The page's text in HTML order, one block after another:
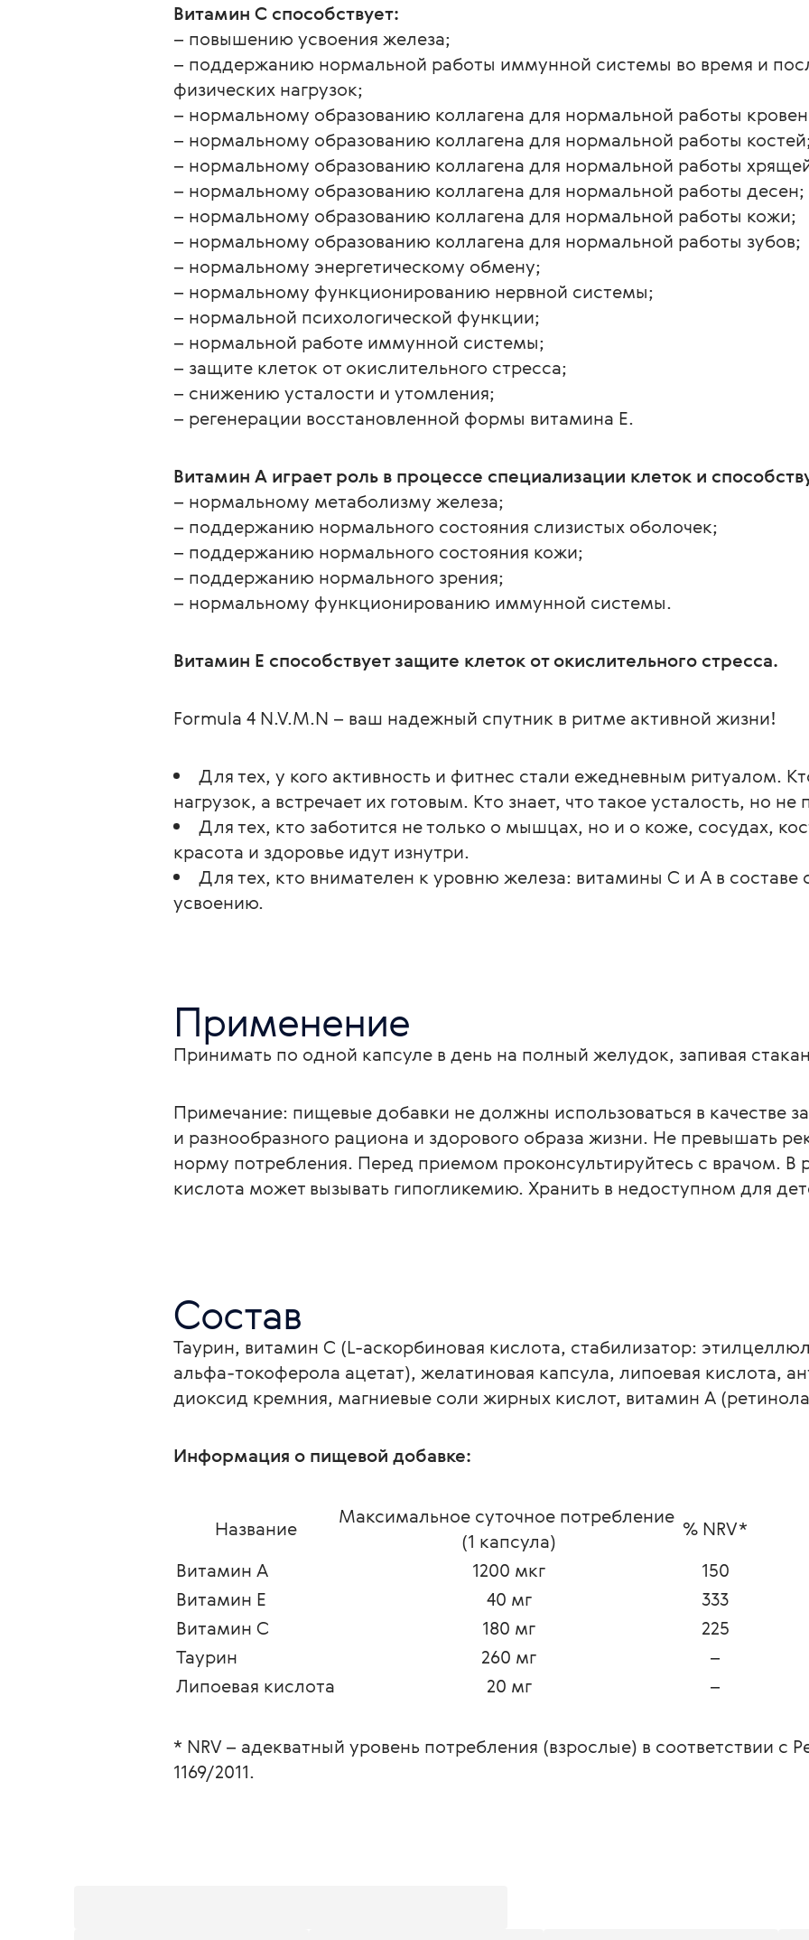
Витамин С способствует:
– повышению усвоения железа;
– поддержанию нормальной работы иммунной системы во время и
физических нагрузок;
– нормальному образованию коллагена для нормальной работы
– нормальному образованию коллагена для нормальной работы
– нормальному образованию коллагена для нормальной работы
– нормальному образованию коллагена для нормальной работы десен;
– нормальному образованию коллагена для нормальной работы кожи;
– нормальному образованию коллагена для нормальной работы зубов;
– нормальному энергетическому обмену;
– нормальному функционированию нервной системы;
– нормальной психологической функции;
– нормальной работе иммунной системы;
– защите клеток от окислительного стресса;
– снижению усталости и утомления;
– регенерации восстановленной формы витамина Е.
Витамин А играет роль в процессе специализации клеток и
– нормальному метаболизму железа;
– поддержанию нормального состояния слизистых оболочек;
– поддержанию нормального состояния кожи;
– поддержанию нормального зрения;
– нормальному функционированию иммунной системы.
Витамин E способствует защите клеток от окислительного стресса.
Formula 4 N.V.M.N – ваш надежный спутник в ритме активной жизни!
Для тех, у кого активность и фитнес стали ежедневным ритуалом.
нагрузок, а встречает их готовым. Кто знает, что такое усталость, но не
Для тех, кто заботится не только о мышцах, но и о коже, сосудах,
красота и здоровье идут изнутри.
Для тех, кто внимателен к уровню железа: витамины С и А в составе
усвоению.
Применение
Принимать по одной капсуле в день на полный желудок, запивая
Примечание: пищевые добавки не должны использоваться в качестве
и разнообразного рациона и здорового образа жизни. Не превышать
норму потребления. Перед приемом проконсультируйтесь с врачом. В
кислота может вызывать гипогликемию. Хранить в недоступном для
Состав
Таурин, витамин С (L-аскорбиновая кислота, стабилизатор:
альфа-токоферола ацетат), желатиновая капсула, липоевая кислота,
диоксид кремния, магниевые соли жирных кислот, витамин А
Информация о пищевой добавке:
Название
Максимальное суточное потребление
(1 капсула)
% NRV*
Витамин А
1200 мкг
150
Витамин Е
40 мг
333
Витамин C
180 мг
225
Таурин
260 мг
–
Липоевая кислота
20 мг –
* NRV – адекватный уровень потребления (взрослые) в соответствии
1169/2011.